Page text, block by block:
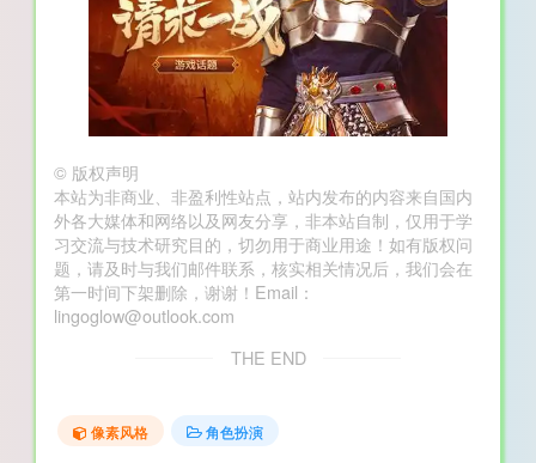
© 版权声明
本站为非商业、非盈利性站点，站内发布的内容来自国内
外各大媒体和网络以及网友分享，非本站自制，仅用于学
习交流与技术研究目的，切勿用于商业用途！如有版权问
题，请及时与我们邮件联系，核实相关情况后，我们会在
第一时间下架删除，谢谢！Email：
lingoglow@outlook.com
THE END
像素风格 角色扮演